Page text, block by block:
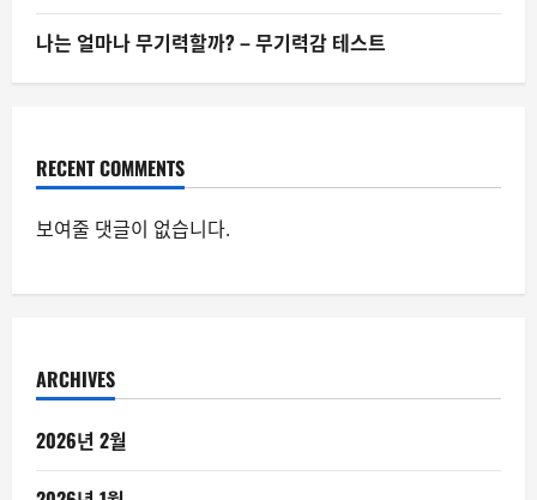
나는 얼마나 무기력할까? – 무기력감 테스트
RECENT COMMENTS
보여줄 댓글이 없습니다.
ARCHIVES
2026년 2월